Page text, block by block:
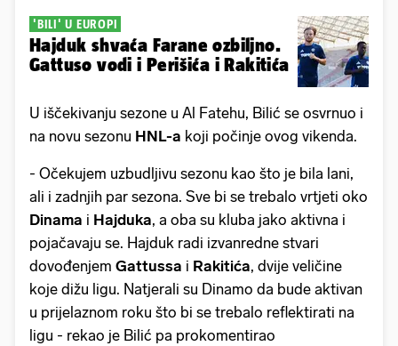
'BILI' U EUROPI
Hajduk shvaća Farane ozbiljno.
Gattuso vodi i Perišića i Rakitića
U iščekivanju sezone u Al Fatehu, Bilić se osvrnuo i
na novu sezonu HNL-a koji počinje ovog vikenda.
- Očekujem uzbudljivu sezonu kao što je bila lani,
ali i zadnjih par sezona. Sve bi se trebalo vrtjeti oko
Dinama i Hajduka, a oba su kluba jako aktivna i
pojačavaju se. Hajduk radi izvanredne stvari
dovođenjem Gattussa i Rakitića, dvije veličine
koje dižu ligu. Natjerali su Dinamo da bude aktivan
u prijelaznom roku što bi se trebalo reflektirati na
ligu - rekao je Bilić pa prokomentirao